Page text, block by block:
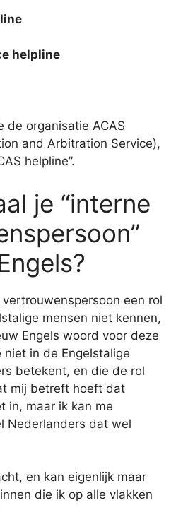
helpline
de organisatie ACAS
and Arbitration Service),
helpline”.
je “interne
een rol
mensen niet kennen,
Engels woord voor deze
in de Engelstalige
betekent, en die de rol
mij betreft hoeft dat
in, maar ik kan me
Nederlanders dat wel
en kan eigenlijk maar
die ik op alle vlakken